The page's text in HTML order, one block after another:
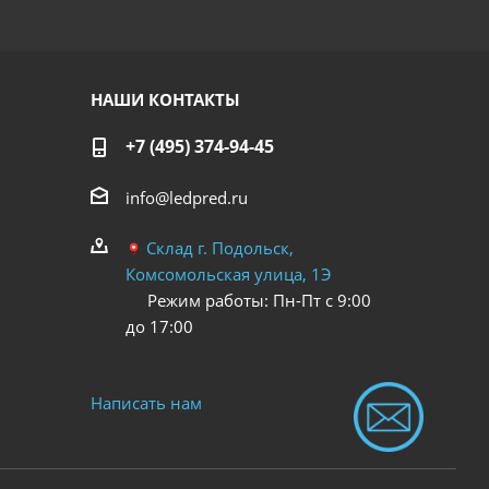
НАШИ КОНТАКТЫ
+7 (495) 374-94-45
info@ledpred.ru
Склад г. Подольск,
Комсомольская улица, 1Э
Режим работы: Пн-Пт с 9:00
до 17:00
Написать нам